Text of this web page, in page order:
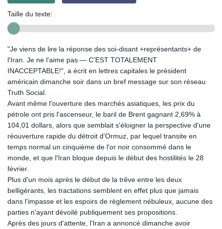
Taille du texte:
"Je viens de lire la réponse des soi-disant +représentants+ de
l'Iran. Je ne l'aime pas — C'EST TOTALEMENT
INACCEPTABLE!", a écrit en lettres capitales le président
américain dimanche soir dans un bref message sur son réseau
Truth Social.
Avant même l'ouverture des marchés asiatiques, les prix du
pétrole ont pris l'ascenseur, le baril de Brent gagnant 2,69% à
104,01 dollars, alors que semblait s'éloigner la perspective d'une
réouverture rapide du détroit d'Ormuz, par lequel transite en
temps normal un cinquième de l'or noir consommé dans le
monde, et que l'Iran bloque depuis le début des hostilités le 28
février.
Plus d'un mois après le début de la trêve entre les deux
belligérants, les tractations semblent en effet plus que jamais
dans l'impasse et les espoirs de règlement nébuleux, aucune des
parties n'ayant dévoilé publiquement ses propositions.
Après des jours d'attente, l'Iran a annoncé dimanche avoir